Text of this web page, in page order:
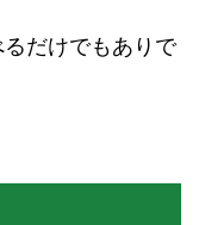
だけでもありで